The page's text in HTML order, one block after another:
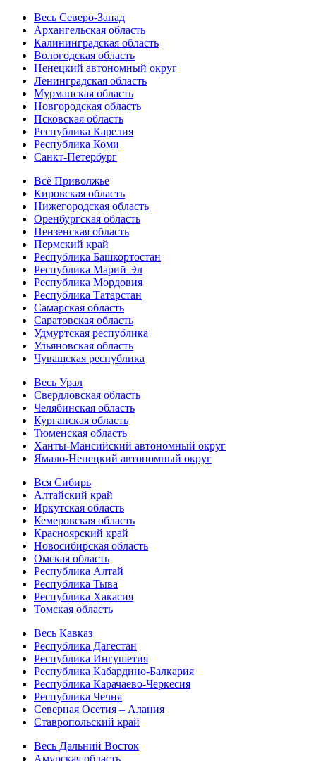
Весь Северо-Запад
Архангельская область
Калининградская область
Вологодская область
Ненецкий автономный округ
Ленинградская область
Мурманская область
Новгородская область
Псковская область
Республика Карелия
Республика Коми
Санкт-Петербург
Всё Приволжье
Кировская область
Нижегородская область
Оренбургская область
Пензенская область
Пермский край
Республика Башкортостан
Республика Марий Эл
Республика Мордовия
Республика Татарстан
Самарская область
Саратовская область
Удмуртская республика
Ульяновская область
Чувашская республика
Весь Урал
Свердловская область
Челябинская область
Курганская область
Тюменская область
Ханты-Мансийский автономный округ
Ямало-Ненецкий автономный округ
Вся Сибирь
Алтайский край
Иркутская область
Кемеровская область
Красноярский край
Новосибирская область
Омская область
Республика Алтай
Республика Тыва
Республика Хакасия
Томская область
Весь Кавказ
Республика Дагестан
Республика Ингушетия
Республика Кабардино-Балкария
Республика Карачаево-Черкесия
Республика Чечня
Северная Осетия – Алания
Ставропольский край
Весь Дальний Восток
Амурская область